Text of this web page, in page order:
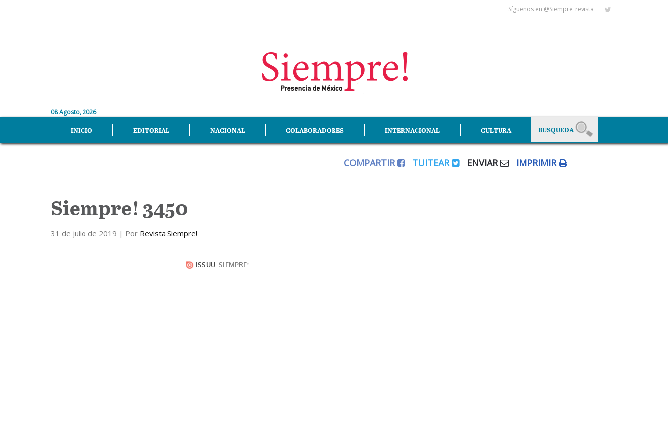
Síguenos en @Siempre_revista
08 Agosto, 2026
INICIO EDITORIAL NACIONAL COLABORADORES INTERNACIONAL CULTURA
COMPARTIR TUITEAR ENVIAR IMPRIMIR
Siempre! 3450
31 de julio de 2019 | Por Revista Siempre!